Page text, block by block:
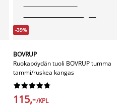
-39%
BOVRUP
Ruokapöydän tuoli BOVRUP tumma
tammi/ruskea kangas






115,-/KPL